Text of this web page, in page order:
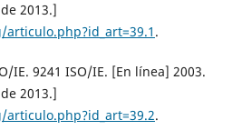
2013.]
.
IE. 9241 ISO/IE. [En línea] 2003.
2013.]
.